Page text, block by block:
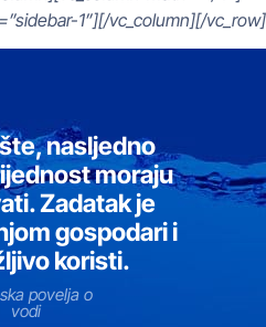
1”][/vc_column][/vc_row]
nasljedno
moraju
Zadatak je
gospodari i
koristi.
povelja o
vodi